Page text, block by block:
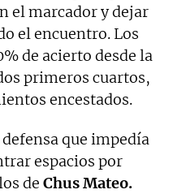
el marcador y dejar
el encuentro. Los
de acierto desde la
primeros cuartos,
encestados.
que impedía
espacios por
de Chus Mateo.